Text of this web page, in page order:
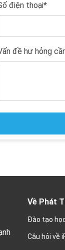
điện thoại*
đề hư hỏng
Về Phát
Đào tạo
Câu hỏi về